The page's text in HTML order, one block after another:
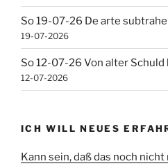
So 19-07-26 De arte
19-07-2026
So 12-07-26 Von alter
12-07-2026
ICH WILL NEUES
Kann sein, daß das noch